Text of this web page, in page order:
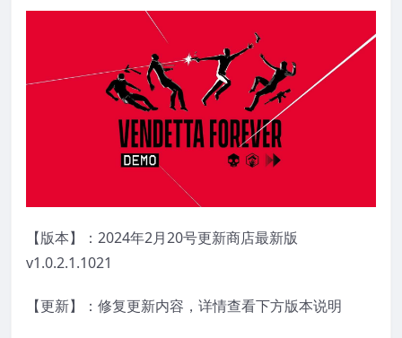
【版本】：2024年2月20号更新商店最新版
v1.0.2.1.1021
【更新】：修复更新内容，详情查看下方版本说明